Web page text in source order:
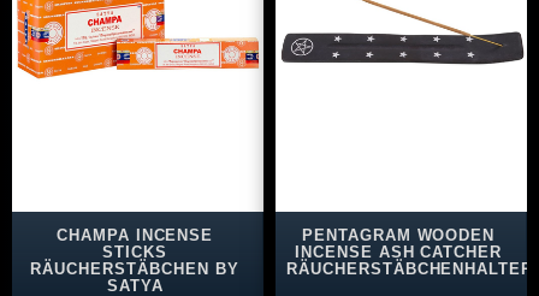
CHAMPA INCENSE
STICKS
RÄUCHERSTÄBCHEN BY
SATYA
PENTAGRAM WOODEN
INCENSE ASH CATCHER
RÄUCHERSTÄBCHENHALTER